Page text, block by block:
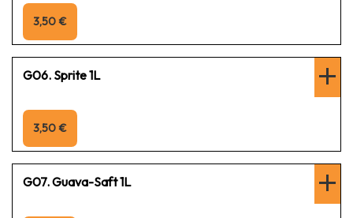
3,50 €
G06. Sprite 1L
3,50 €
G07. Guava-Saft 1L